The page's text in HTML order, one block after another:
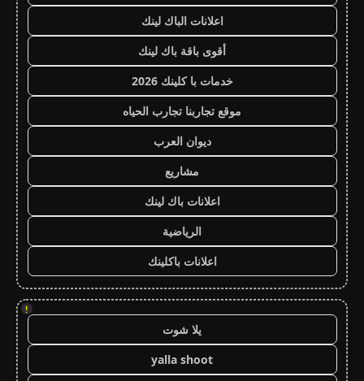
اعلانات الباك لينك
أقوى باقة باك لينك
خدمات با كلينك 2026
موقع تجاربنا تجارب الحياه
ديوان العرب
مشاريع
اعلانات باك لينك
الرياضية
اعلانات باكلينك
!
يلا شوت
yalla shoot